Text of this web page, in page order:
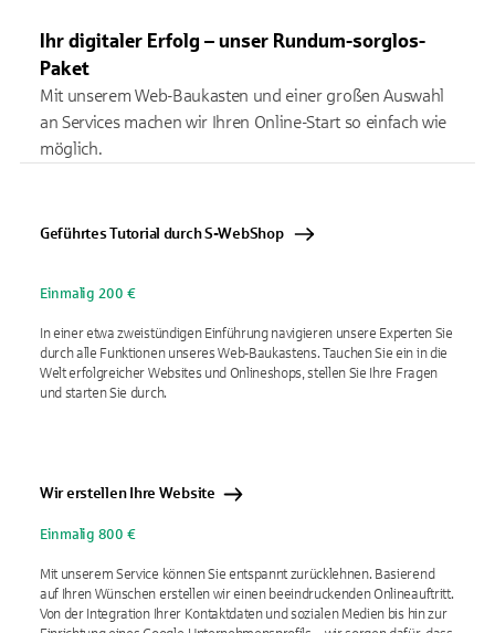
Ihr digitaler Erfolg – unser Rundum-sorglos-
Paket
Mit unserem Web-Baukasten und einer großen Auswahl
an Services machen wir Ihren Online-Start so einfach wie
möglich.
Geführtes Tutorial durch S-WebShop
Einmalig 200 €
In einer etwa zweistündigen Einführung navigieren unsere Experten Sie
durch alle Funktionen unseres Web-Baukastens. Tauchen Sie ein in die
Welt erfolgreicher Websites und Onlineshops, stellen Sie Ihre Fragen
und starten Sie durch.
Wir erstellen Ihre Website
Einmalig 800 €
Mit unserem Service können Sie entspannt zurücklehnen. Basierend
auf Ihren Wünschen erstellen wir einen beeindruckenden Onlineauftritt.
Von der Integration Ihrer Kontaktdaten und sozialen Medien bis hin zur